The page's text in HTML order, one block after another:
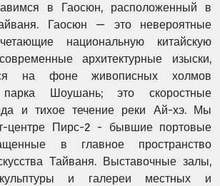
в Гаосюн, расположенный в
Гаосюн — это невероятные
национальную китайскую
архитектурные изыски,
на фоне живописных холмов
парка Шоушань; это скоростные
и тихое течение реки Ай-хэ. Мы
центре Пирс-2 - бывшие портовые
в главное пространство
Тайваня. Выставочные залы,
и галереи местных и